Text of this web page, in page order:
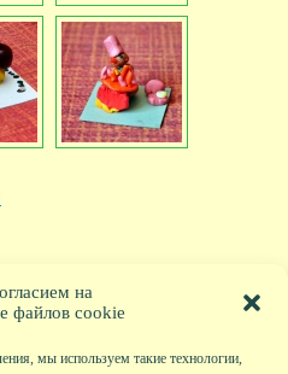
на
файлов cookie
мы используем такие технологии,